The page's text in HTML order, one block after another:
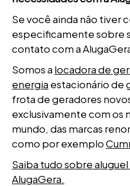
Se você ainda não tiver
especificamente sobre
contato com a
Somos a locadora de
energia estacionário de
frota de geradores
exclusivamente com os
mundo, das marcas
como por exemplo
Saiba tudo sobre
AlugaGera.